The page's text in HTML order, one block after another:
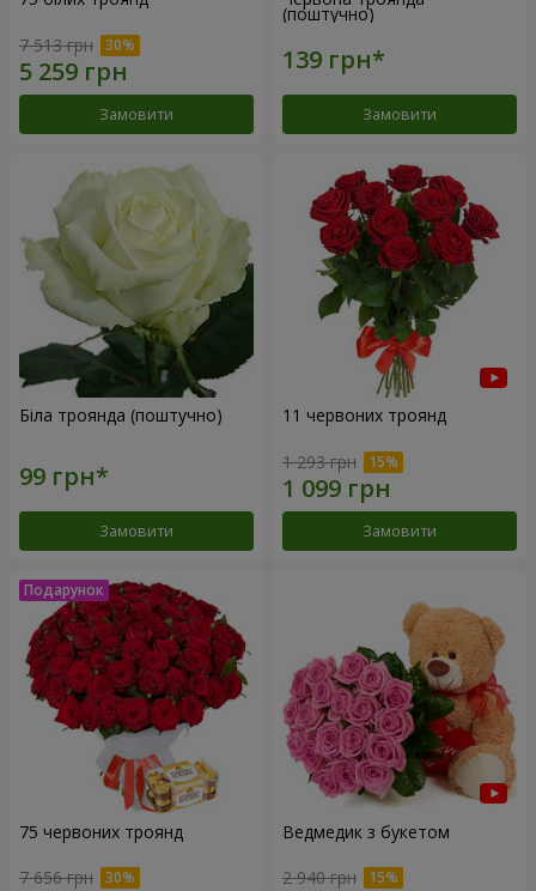
7 513 грн
Замовити
(поштучно)
Замовити
Біла троянда (поштучно)
Замовити
11 червоних троянд
1 293 грн
Замовити
75 червоних троянд
7 656 грн
Ведмедик з букетом
2 940 грн